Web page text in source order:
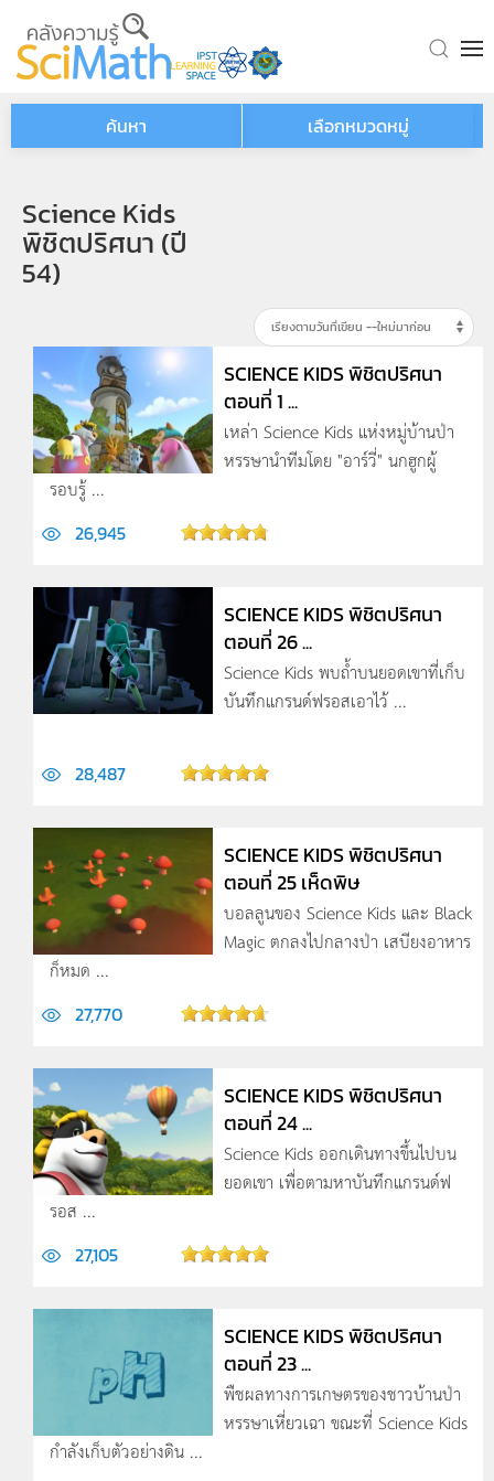
Skip to main content
ค้นหา เลือกหมวดหมู่
Science Kids
พิชิตปริศนา (ปี
54)
SCIENCE KIDS พิชิตปริศนา
ตอนที่ 1 ...
เหล่า Science Kids แห่งหมู่บ้านป่า
หรรษานำทีมโดย "อาร์วี่" นกฮูกผู้
รอบรู้ ...
26,945
SCIENCE KIDS พิชิตปริศนา
ตอนที่ 26 ...
Science Kids พบถ้ำบนยอดเขาที่เก็บ
บันทึกแกรนด์ฟรอสเอาไ­ว้ ...
28,487
SCIENCE KIDS พิชิตปริศนา
ตอนที่ 25 เห็ดพิษ
บอลลูนของ Science Kids และ Black
Magic ตกลงไปกลางป่า เสบียงอาหาร
ก็หมด ...
27,770
SCIENCE KIDS พิชิตปริศนา
ตอนที่ 24 ...
Science Kids ออกเดินทางขึ้นไปบน
ยอดเขา เพื่อตามหาบันทึกแกรนด์ฟ
รอส ...
27,105
SCIENCE KIDS พิชิตปริศนา
ตอนที่ 23 ...
พืชผลทางการเกษตรของชาวบ้านป่า
หรรษาเหี่ยว­เฉา ขณะที่ Science Kids
กำลังเก็บตัวอย่างดิน ...